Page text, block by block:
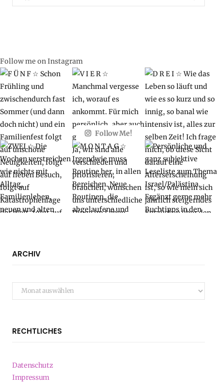
for:
Follow me on Instagram
Follow Me!
ARCHIV
Archiv
RECHTLICHES
Datenschutz
Impressum